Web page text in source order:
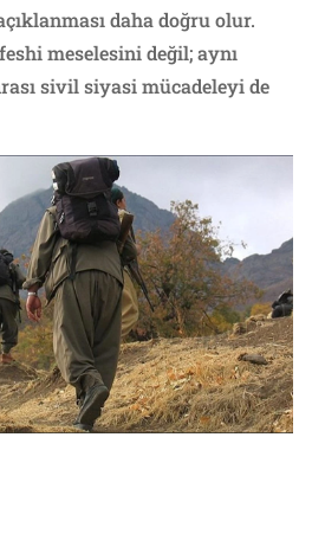
daha doğru olur.
meselesini değil; aynı
sivil siyasi mücadeleyi de